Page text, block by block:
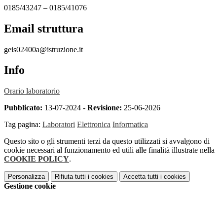
0185/43247 – 0185/41076
Email struttura
geis02400a@istruzione.it
Info
Orario laboratorio
Pubblicato: 13-07-2024 - Revisione: 25-06-2026
Tag pagina: Laboratori Elettronica Informatica
Questo sito o gli strumenti terzi da questo utilizzati si avvalgono di
cookie necessari al funzionamento ed utili alle finalità illustrate nella
COOKIE POLICY.
Personalizza Rifiuta tutti i cookies Accetta tutti i cookies
Gestione cookie